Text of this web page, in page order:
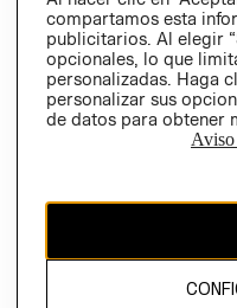
Chile ($)
El contenido de esta página
propiedad de H&M Hennes &
compartamos esta
publicitarios. Al elegir
opcionales, lo que
personalizadas. Haga
personalizar sus
de datos para obtener
Aviso